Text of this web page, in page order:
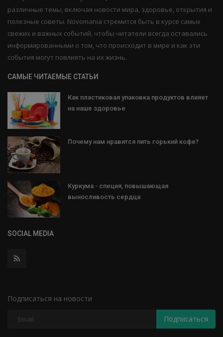
различные темы, включая новости мира, здоровье, открытия и
полезные советы. Novomania стремится быть в курсе самых
свежих и важных событий, чтобы читатели всегда оставались
информированными о том, что происходит в мире и как эти
события могут повлиять на их жизнь.
САМЫЕ ЧИТАЕМЫЕ СТАТЬИ
Как пластиковая упаковка продуктов влияет
на наше здоровье
Почему нам нравится пить горький кофе?
Куркума - специя, повышающая
выносливость сердца
SOCIAL MEDIA
Подписаться на новости
Подписаться